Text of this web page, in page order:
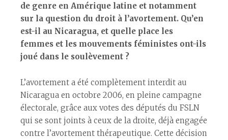
de genre en Amérique latine et notamment
sur la question du droit à l’avortement. Qu’en
est-il au Nicaragua, et quelle place les
femmes et les mouvements féministes ont-ils
joué dans le soulèvement ?
L’avortement a été complètement interdit au
Nicaragua en octobre 2006, en pleine campagne
électorale, grâce aux votes des députés du FSLN
qui se sont joints à ceux de la droite, déjà engagée
contre l’avortement thérapeutique. Cette décision